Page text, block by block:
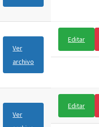
Ver
archivo
Editar
Ver
Editar